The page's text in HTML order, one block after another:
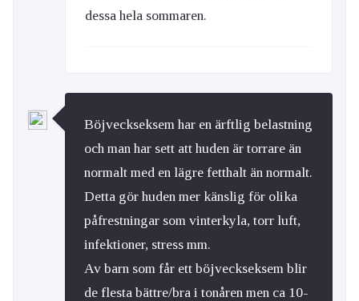
dessa hela sommaren.
Böjveckseksem har en ärftlig belastning
och man har sett att huden är torrare än
normalt med en lägre fetthalt än normalt.
Detta gör huden mer känslig för olika
påfrestningar som vinterkyla, torr luft,
infektioner, stress mm.
Av barn som får ett böjveckseksem blir
de flesta bättre/bra i tonåren men ca 10-